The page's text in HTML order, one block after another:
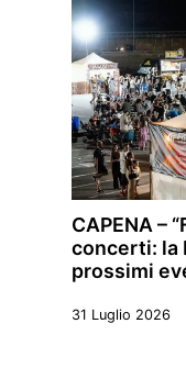
CAPENA –
concerti: la
prossimi
31 Luglio 2026